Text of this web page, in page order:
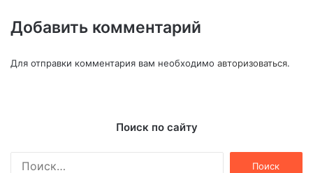
Добавить комментарий
Для отправки комментария вам необходимо авторизоваться.
Поиск по сайту